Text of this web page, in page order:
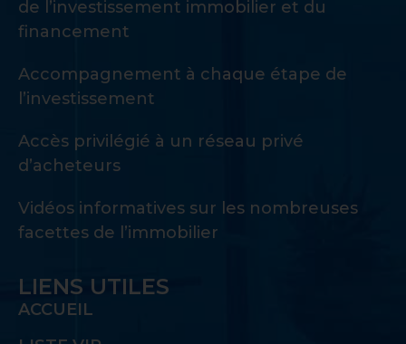
de l’investissement immobilier et du
financement
Accompagnement à chaque étape de
l’investissement
Accès privilégié à un réseau privé
d’acheteurs
Vidéos informatives sur les nombreuses
facettes de l’immobilier
LIENS UTILES
ACCUEIL